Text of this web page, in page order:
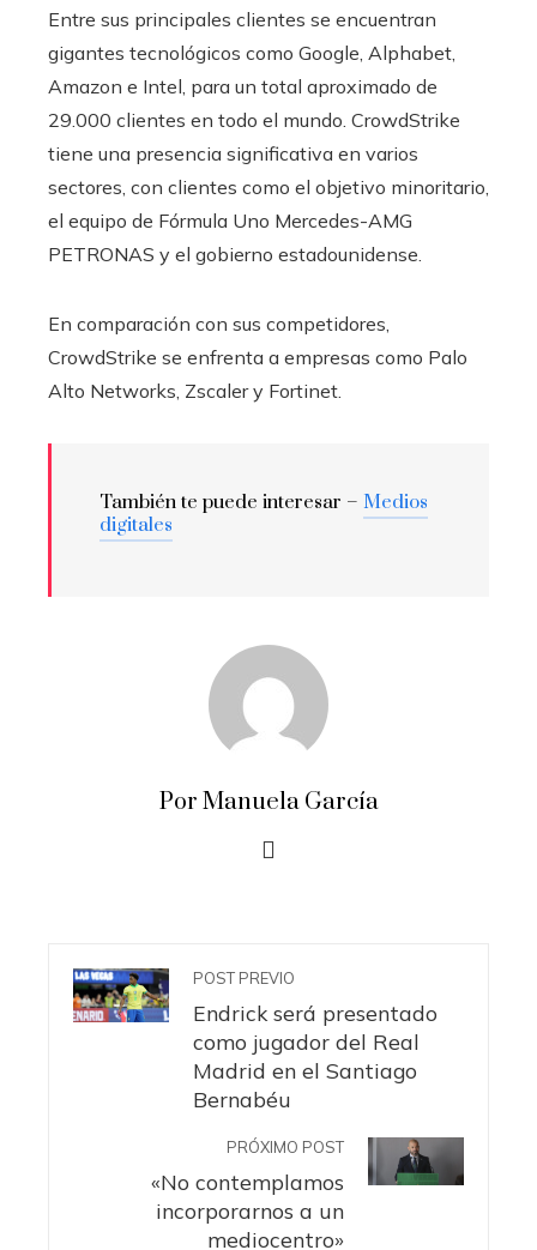
Entre sus principales clientes se encuentran
gigantes tecnológicos como Google, Alphabet,
Amazon e Intel, para un total aproximado de
29.000 clientes en todo el mundo. CrowdStrike
tiene una presencia significativa en varios
sectores, con clientes como el objetivo minoritario,
el equipo de Fórmula Uno Mercedes-AMG
PETRONAS y el gobierno estadounidense.
En comparación con sus competidores,
CrowdStrike se enfrenta a empresas como Palo
Alto Networks, Zscaler y Fortinet.
También te puede interesar – Medios
digitales
Por Manuela García
POST PREVIO
Endrick será presentado
como jugador del Real
Madrid en el Santiago
Bernabéu
PRÓXIMO POST
«No contemplamos
incorporarnos a un
mediocentro»